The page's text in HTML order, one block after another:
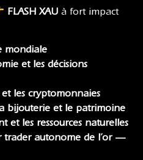
FLASH XAU à fort impact
mondiale
et les décisions
et les cryptomonnaies
bijouterie et le patrimoine
et les ressources naturelles
trader autonome de l’or —